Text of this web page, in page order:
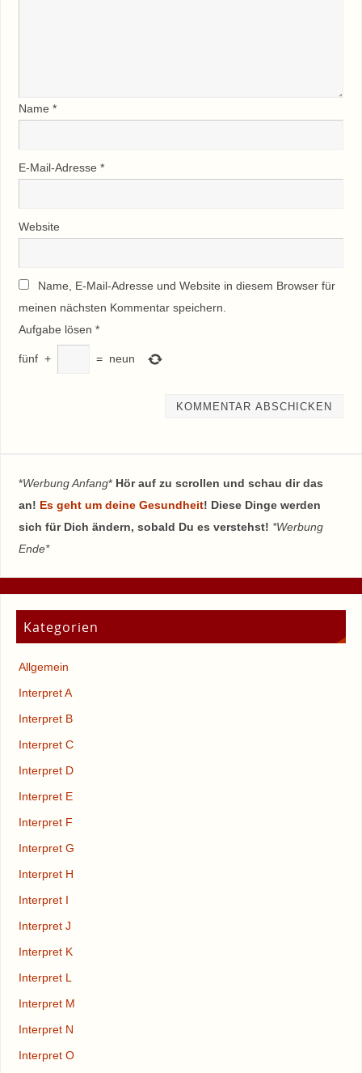
Name *
E-Mail-Adresse *
Website
Name, E-Mail-Adresse und Website in diesem Browser für
meinen nächsten Kommentar speichern.
Aufgabe lösen *
fünf + = neun
*Werbung Anfang* Hör auf zu scrollen und schau dir das
an! Es geht um deine Gesundheit! Diese Dinge werden
sich für Dich ändern, sobald Du es verstehst! *Werbung
Ende*
Kategorien
Allgemein
Interpret A
Interpret B
Interpret C
Interpret D
Interpret E
Interpret F
Interpret G
Interpret H
Interpret I
Interpret J
Interpret K
Interpret L
Interpret M
Interpret N
Interpret O